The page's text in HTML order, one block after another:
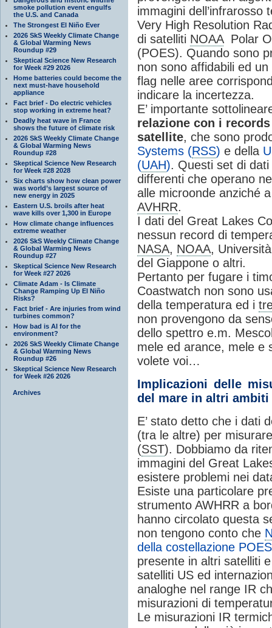
smoke pollution event engulfs
the U.S. and Canada
The Strongest El Niño Ever
2026 SkS Weekly Climate Change
& Global Warming News
Roundup #29
Skeptical Science New Research
for Week #29 2026
Home batteries could become the
next must-have household
appliance
Fact brief - Do electric vehicles
stop working in extreme heat?
Deadly heat wave in France
shows the future of climate risk
2026 SkS Weekly Climate Change
& Global Warming News
Roundup #28
Skeptical Science New Research
for Week #28 2028
Six charts show how clean power
was world’s largest source of
new energy in 2025
Eastern U.S. broils after heat
wave kills over 1,300 in Europe
How climate change influences
extreme weather
2026 SkS Weekly Climate Change
& Global Warming News
Roundup #27
Skeptical Science New Research
for Week #27 2026
Climate Adam - Is Climate
Change Ramping Up El Niño
Risks?
Fact brief - Are injuries from wind
turbines common?
How bad is AI for the
environment?
2026 SkS Weekly Climate Change
& Global Warming News
Roundup #26
Skeptical Science New Research
for Week #26 2026
Archives
immagini
Very High Resolution
di satelliti NOAAPolar
(POES). Quando sono
non sono affidabili ed
flag nelle aree
indicare la incertezza.
E’ importante
relazione con i
satellite, che sono
Systems (RSS) e della
(UAH). Questi set di
differenti che operano
alle microonde anziché
AVHRR.
I dati del Great Lakes
nessun record di
NASA, NOAA,
del Giappone o altri.
Pertanto per fugare i
Coastwatch non sono
della temperatura ed i
non provengono da
dello spettro e.m.
mele ed arance, mele e
volete voi…
Implicazioni delle
del mare in altri ambiti
E’ stato detto che i dati
(tra le altre) per
(SST). Dobbiamo da
immagini del Great
esistere problemi nei
Esiste una particolare
strumento AWHRR a
hanno circolato questa
non tengono conto che
della costellazione
presente in altri satelliti
satelliti US ed
analoghe nel range IR
misurazioni di
Le misurazioni IR